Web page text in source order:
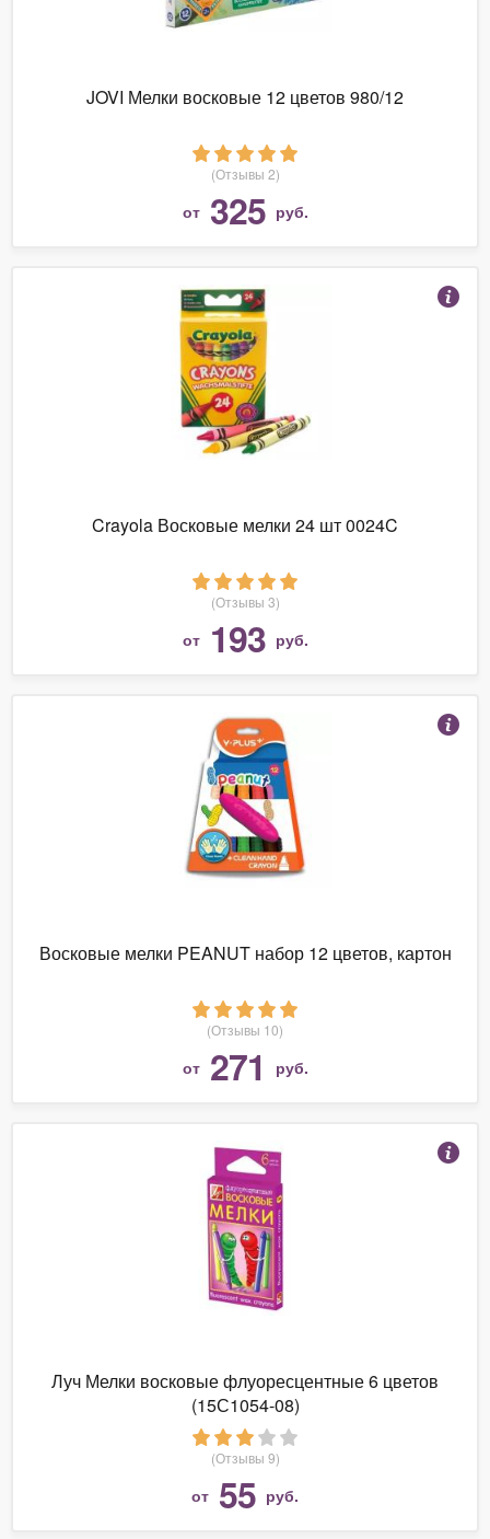
JOVI Мелки восковые 12 цветов 980/12
(Отзывы 2)
от 325 руб.
Crayola Восковые мелки 24 шт 0024C
(Отзывы 3)
от 193 руб.
Восковые мелки PEANUT набор 12 цветов, картон
(Отзывы 10)
от 271 руб.
Луч Мелки восковые флуоресцентные 6 цветов
(15С1054-08)
(Отзывы 9)
от 55 руб.